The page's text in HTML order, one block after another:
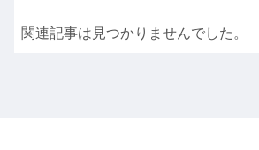
関連記事は見つかりませんでした。